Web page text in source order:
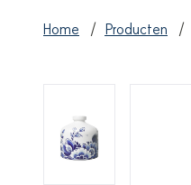
Home Producten